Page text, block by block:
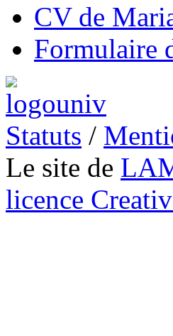
CV de
Formulaire
Statuts /
Le site de
licence